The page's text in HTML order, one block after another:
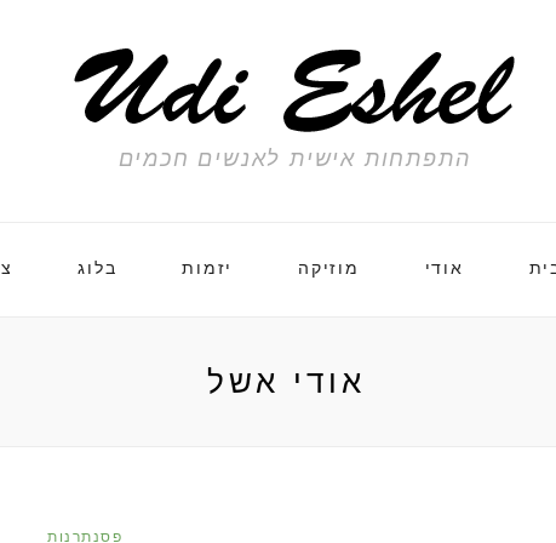
התפתחות אישית לאנשים חכמים
אודי מוזיקה יזמות בלוג
אודי אשל
פסנתרנות